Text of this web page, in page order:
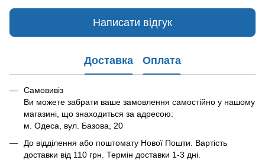
Написати відгук
Доставка Оплата
Самовивіз
Ви можете забрати ваше замовлення самостійно у нашому
магазині, що знаходиться за адресою:
м. Одеса, вул. Базова, 20
До відділення або поштомату Нової Пошти. Вартість
доставки від 110 грн. Термін доставки 1-3 дні.